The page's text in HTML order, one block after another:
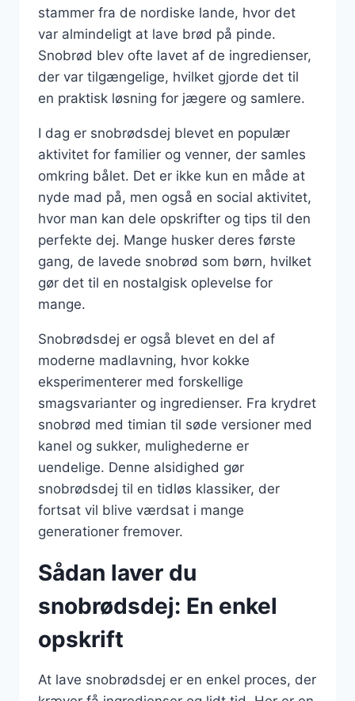
stammer fra de nordiske lande, hvor det
var almindeligt at lave brød på pinde.
Snobrød blev ofte lavet af de ingredienser,
der var tilgængelige, hvilket gjorde det til
en praktisk løsning for jægere og samlere.
I dag er snobrødsdej blevet en populær
aktivitet for familier og venner, der samles
omkring bålet. Det er ikke kun en måde at
nyde mad på, men også en social aktivitet,
hvor man kan dele opskrifter og tips til den
perfekte dej. Mange husker deres første
gang, de lavede snobrød som børn, hvilket
gør det til en nostalgisk oplevelse for
mange.
Snobrødsdej er også blevet en del af
moderne madlavning, hvor kokke
eksperimenterer med forskellige
smagsvarianter og ingredienser. Fra krydret
snobrød med timian til søde versioner med
kanel og sukker, mulighederne er
uendelige. Denne alsidighed gør
snobrødsdej til en tidløs klassiker, der
fortsat vil blive værdsat i mange
generationer fremover.
Sådan laver du
snobrødsdej: En enkel
opskrift
At lave snobrødsdej er en enkel proces, der